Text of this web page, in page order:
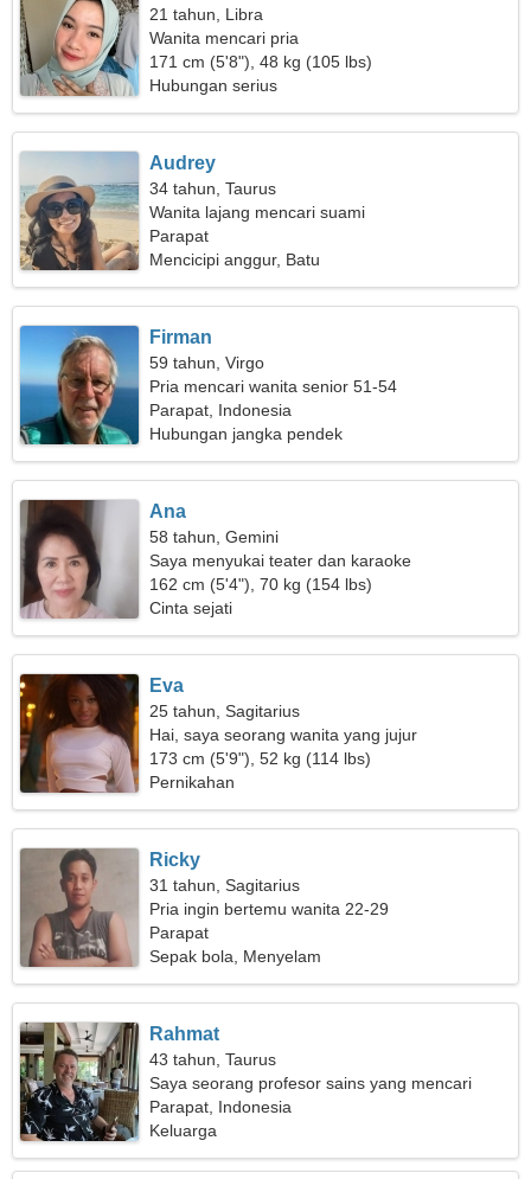
21 tahun, Libra
Wanita mencari pria
171 cm (5'8"), 48 kg (105 lbs)
Hubungan serius
Audrey
34 tahun, Taurus
Wanita lajang mencari suami
Parapat
Mencicipi anggur, Batu
Firman
59 tahun, Virgo
Pria mencari wanita senior 51-54
Parapat, Indonesia
Hubungan jangka pendek
Ana
58 tahun, Gemini
Saya menyukai teater dan karaoke
162 cm (5'4"), 70 kg (154 lbs)
Cinta sejati
Eva
25 tahun, Sagitarius
Hai, saya seorang wanita yang jujur
173 cm (5'9"), 52 kg (114 lbs)
Pernikahan
Ricky
31 tahun, Sagitarius
Pria ingin bertemu wanita 22-29
Parapat
Sepak bola, Menyelam
Rahmat
43 tahun, Taurus
Saya seorang profesor sains yang mencari
wanita emosional
Parapat, Indonesia
Keluarga